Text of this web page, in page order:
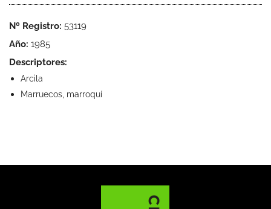
Nº Registro: 53119
Año: 1985
Descriptores:
Arcila
Marruecos, marroquí